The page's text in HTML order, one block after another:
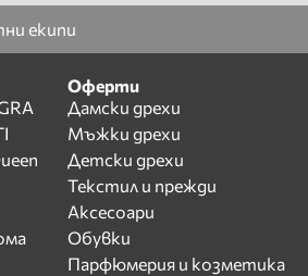
екипи
Оферти
Дамски дрехи
Мъжки дрехи
Детски дрехи
Текстил и прежди
Аксесоари
Обувки
Парфюмерия и козметика